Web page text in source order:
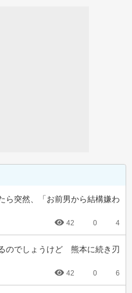
ら突然、「お前男から結構嫌わ
42 0 4
のでしょうけど　熊本に続き刃
42 0 6